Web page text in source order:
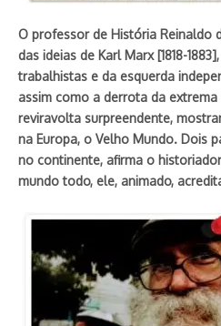
O professor de História Reinaldo
das ideias de Karl Marx [1818-
trabalhistas e da esquerda
assim como a derrota da extrema
reviravolta surpreendente,
na Europa, o Velho Mundo. Dois
no continente, afirma o
mundo todo, ele, animado,